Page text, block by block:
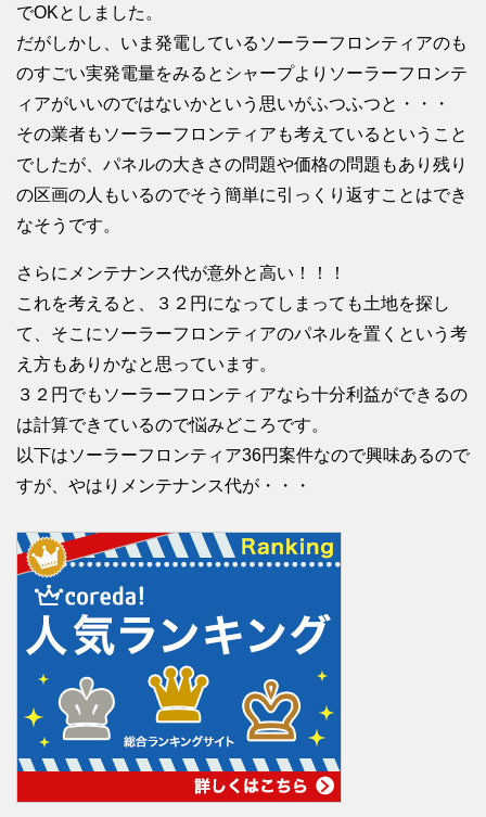
でOKとしました。
だがしかし、いま発電しているソーラーフロンティアのも
のすごい実発電量をみるとシャープよりソーラーフロンテ
ィアがいいのではないかという思いがふつふつと・・・
その業者もソーラーフロンティアも考えているということ
でしたが、パネルの大きさの問題や価格の問題もあり残り
の区画の人もいるのでそう簡単に引っくり返すことはでき
なそうです。
さらにメンテナンス代が意外と高い！！！
これを考えると、３２円になってしまっても土地を探し
て、そこにソーラーフロンティアのパネルを置くという考
え方もありかなと思っています。
３２円でもソーラーフロンティアなら十分利益ができるの
は計算できているので悩みどころです。
以下はソーラーフロンティア36円案件なので興味あるので
すが、やはりメンテナンス代が・・・